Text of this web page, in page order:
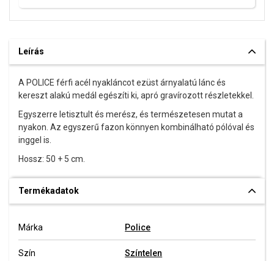
Leírás
A POLICE férfi acél nyakláncot ezüst árnyalatú lánc és
kereszt alakú medál egészíti ki, apró gravírozott részletekkel.
Egyszerre letisztult és merész, és természetesen mutat a
nyakon. Az egyszerű fazon könnyen kombinálható pólóval és
inggel is.
Hossz: 50 + 5 cm.
Termékadatok
Márka Police
Szín Színtelen